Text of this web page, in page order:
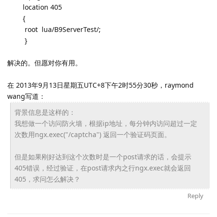
location 405
{
root lua/B9ServerTest/;
}
解决的。但愿对你有用。
在 2013年9月13日星期五UTC+8下午2时55分30秒，raymond
wang写道：
背景信息是这样的：
我想做一个访问防火墙，根据ip地址， 每分钟内访问超过一定
次数用ngx.exec("/captcha") 返回一个验证码页面。
但是如果刚好达到这个次数时是一个post请求的话， 会提示
405错误，经过验证，在post请求内之行ngx.exec就会返回
405，求问怎么解决？
Reply